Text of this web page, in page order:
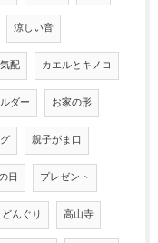
涼しい音
配 カエルとキノコ
ダー お家の形
親子がま口
日 プレゼント
どんぐり 高山寺